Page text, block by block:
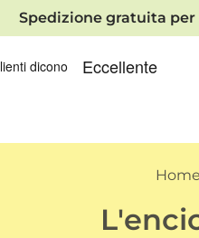
Spedizione gratuita per
Home